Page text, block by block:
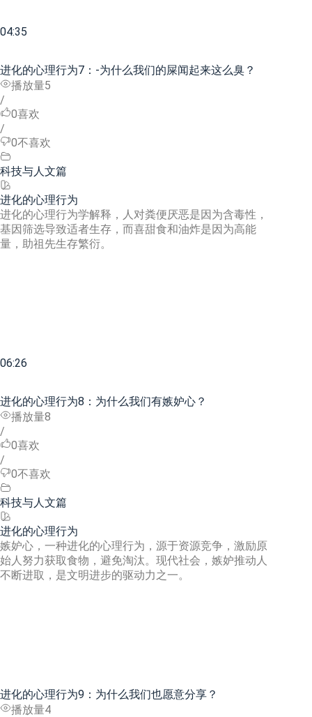
04:35
进化的心理行为7：-为什么我们的屎闻起来这么臭？
播放量5
/
0喜欢
/
0不喜欢
科技与人文篇
进化的心理行为
进化的心理行为学解释，人对粪便厌恶是因为含毒性，
基因筛选导致适者生存，而喜甜食和油炸是因为高能
量，助祖先生存繁衍。
06:26
进化的心理行为8：为什么我们有嫉妒心？
播放量8
/
0喜欢
/
0不喜欢
科技与人文篇
进化的心理行为
嫉妒心，一种进化的心理行为，源于资源竞争，激励原
始人努力获取食物，避免淘汰。现代社会，嫉妒推动人
不断进取，是文明进步的驱动力之一。
进化的心理行为9：为什么我们也愿意分享？
播放量4